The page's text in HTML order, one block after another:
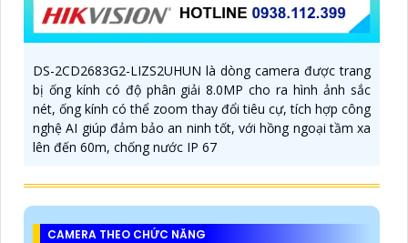
DS-2CD2683G2-LIZS2UHUN là dòng camera được trang
bị ống kính có độ phân giải 8.0MP cho ra hình ảnh sắc
nét, ống kính có thể zoom thay đổi tiêu cự, tích hợp công
nghệ AI giúp đảm bảo an ninh tốt, với hồng ngoại tầm xa
lên đến 60m, chống nước IP 67
CAMERA THEO CHỨC NĂNG